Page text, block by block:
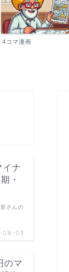
ブログ運営
ナ
・
08-03
さんの
のマ